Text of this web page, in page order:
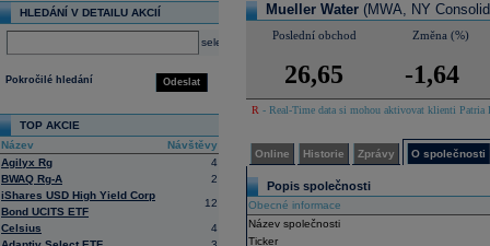
HLEDÁNÍ V DETAILU AKCIÍ
select
Odeslat
Pokročilé hledání
TOP AKCIE
Název
Návštěvy
Agilyx Rg
4
BWAQ Rg-A
2
iShares USD High Yield Corp
Bond UCITS ETF
12
Celsius
4
Mueller Water (MWA, NY
Poslední obchod Změna (%)
26,65 -1,64
R - Real-Time data si mohou aktivovat klienti
Online Historie Zprávy O společnosti
Popis společnosti
Obecné informace
Název společnosti
Ticker